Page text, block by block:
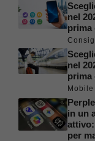
nel
prima
nel
prima
Mobile
in un
per